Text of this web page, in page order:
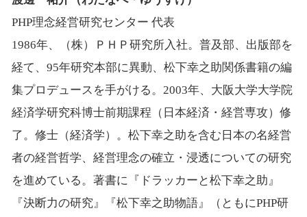
PHP理念経営研究センター 代表
1986年、（株）ＰＨＰ研究所入社。普及部、出版部を
経て、95年研究本部に異動、松下幸之助関係書籍の編
集プロデュースを手がける。2003年、大阪大学大学院
経済学研究科博士前期課程（日本経済・経営専攻）修
了。修士（経済学）。松下幸之助を含む日本の名経営
者の経営哲学、経営理念の確立・浸透についての研究
を進めている。著書に『ドラッカーと松下幸之助』
『決断力の研究』『松下幸之助物語』（ともにPHP研